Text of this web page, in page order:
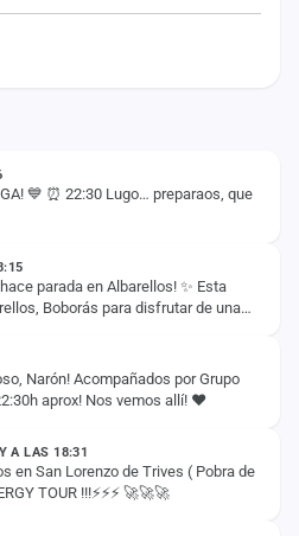
💙 ⏰ 22:30 Lugo… preparaos, que
parada en Albarellos! ✨ Esta
Boborás para disfrutar de una
Narón! Acompañados por Grupo
aprox! Nos vemos allí! ❤️
A LAS 18:31
en San Lorenzo de Trives ( Pobra de
TOUR !!!⚡️⚡️⚡️ 🚀🚀🚀